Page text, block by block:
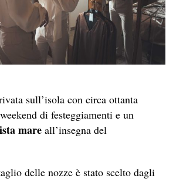
sull’isola con circa ottanta
di festeggiamenti e un
mare all’insegna del
delle nozze è stato scelto dagli